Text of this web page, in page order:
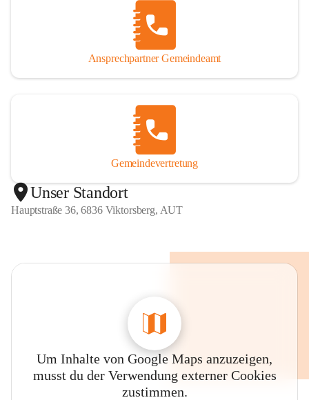
Ansprechpartner Gemeindeamt
Gemeindevertretung
Unser Standort
Hauptstraße 36, 6836 Viktorsberg, AUT
Um Inhalte von Google Maps anzuzeigen,
musst du der Verwendung externer Cookies
zustimmen.